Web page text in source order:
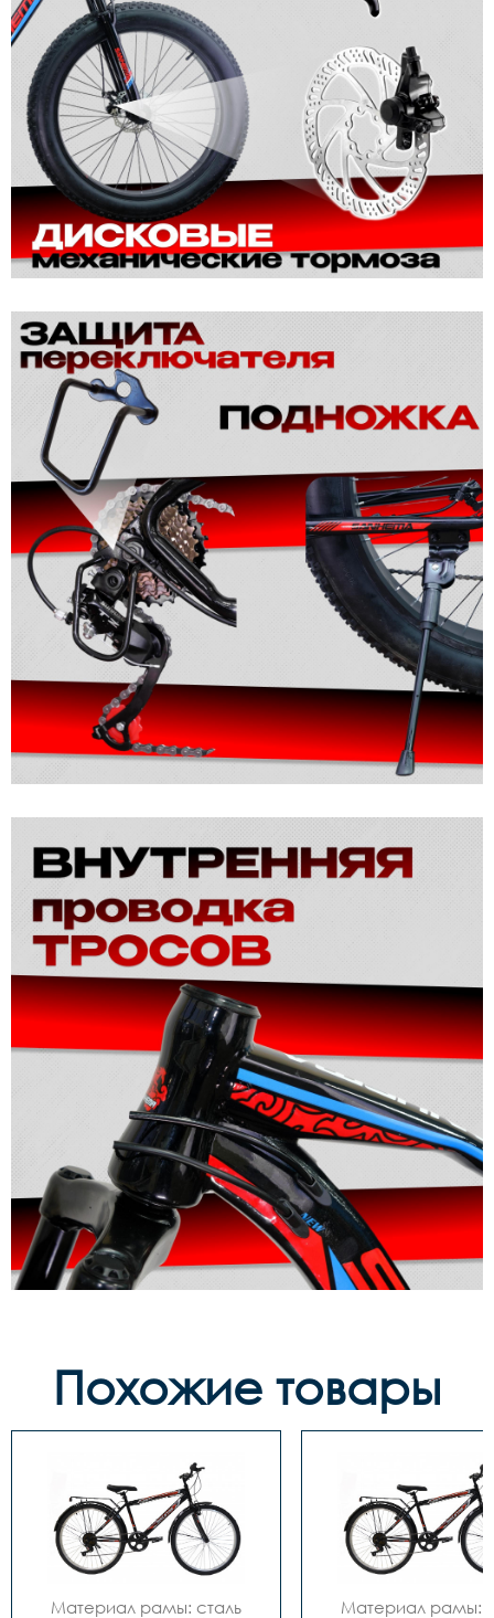
Похожие товары
Материал рамы: сталь
Материал рамы: